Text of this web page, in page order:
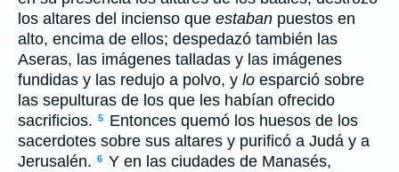
los altares del incienso que estaban puestos en
alto, encima de ellos; despedazó también las
Aseras, las imágenes talladas y las imágenes
fundidas y las redujo a polvo, y lo esparció sobre
las sepulturas de los que les habían ofrecido
sacrificios. 5
Entonces quemó los huesos de los
sacerdotes sobre sus altares y purificó a Judá y a
Jerusalén. 6 Y en las ciudades de Manasés,